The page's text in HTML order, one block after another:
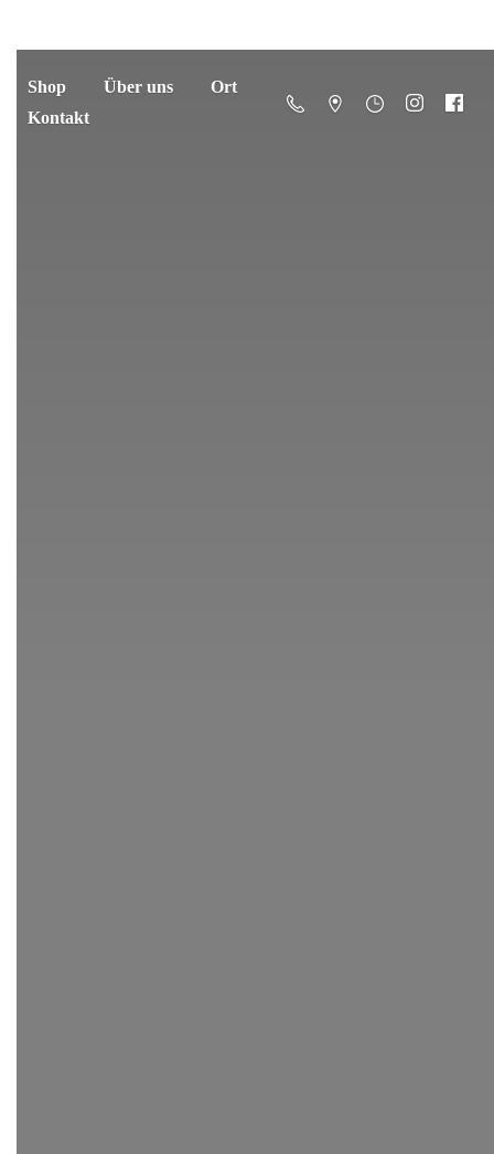
Shop Über uns
Ort
Kontakt